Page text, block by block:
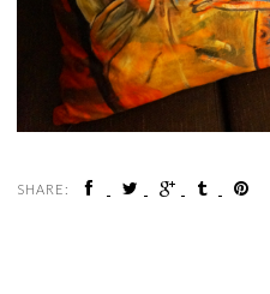
SHARE: